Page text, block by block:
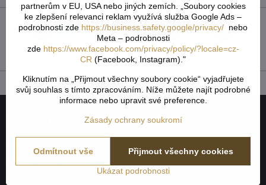
Twitter Bluesky PinterestReddit LinkedIn WhatsApp
Naše společnost
partnerům v EU, USA nebo jiných zemích. „Soubory cookies
ke zlepšení relevanci reklam využívá služba Google Ads –
podrobnosti zde https://business.safety.google/privacy/ nebo
Meta – podrobnosti
zde https://www.facebook.com/privacy/policy/?locale=cz-
CR (Facebook, Instagram)."
Kliknutím na „Přijmout všechny soubory cookie“ vyjadřujete
svůj souhlas s tímto zpracováním. Níže můžete najít podrobné
informace nebo upravit své preference.
Zásady ochrany soukromí
Ukázat podrobnosti
Přijmout všechny cookies
Odmítnout vše